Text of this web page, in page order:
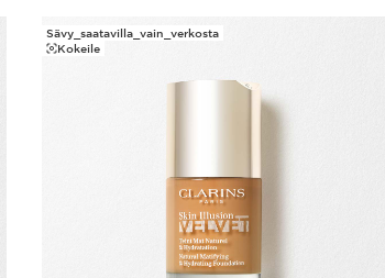
Sävy_saatavilla_vain_verkosta
Kokeile